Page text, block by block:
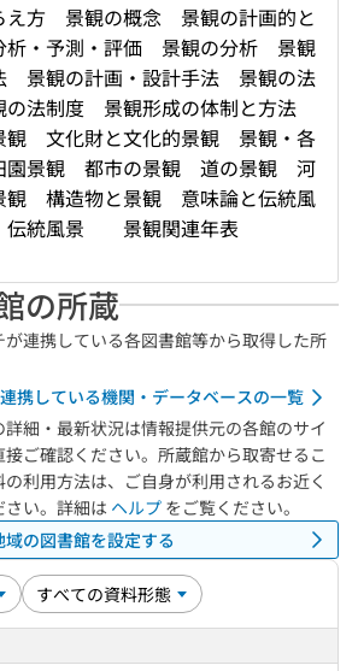
え方 景観の概念 景観の計画的と
析・予測・評価 景観の分析 景観
景観の計画・設計手法 景観の法
法制度 景観形成の体制と方法
観 文化財と文化的景観 景観・各
園景観 都市の景観 道の景観 河
構造物と景観 意味論と伝統風
統風景 景観関連年表
の所蔵
連携している各図書館等から取得した所
連携している機関・データベースの一覧
細・最新状況は情報提供元の各館のサイ
接ご確認ください。所蔵館から取寄せるこ
利用方法は、ご自身が利用されるお近く
い。詳細は ヘルプ をご覧ください。
域の図書館を設定する